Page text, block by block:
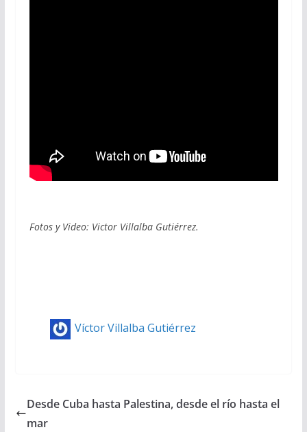
Fotos y Video: Victor Villalba Gutiérrez.
Víctor Villalba Gutiérrez
Desde Cuba hasta Palestina, desde el río hasta el
mar